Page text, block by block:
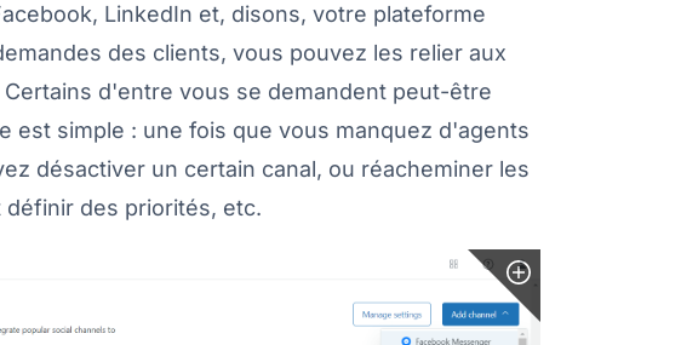
LinkedIn et, disons, votre plateforme
des clients, vous pouvez les relier aux
d'entre vous se demandent peut-être
est simple : une fois que vous manquez d'agents
désactiver un certain canal, ou réacheminer les
des priorités, etc.